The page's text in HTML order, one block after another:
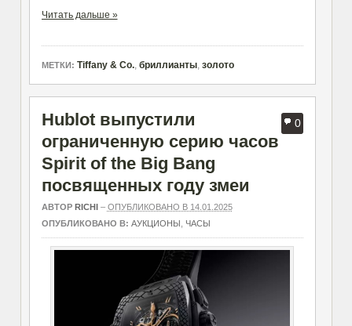
Читать дальше »
МЕТКИ: Tiffany & Co., бриллианты, золото
0
Hublot выпустили
ограниченную серию часов
Spirit of the Big Bang
посвященных году змеи
АВТОР RICHI– ОПУБЛИКОВАНО В 14.01.2025
ОПУБЛИКОВАНО В: АУКЦИОНЫ ЧАСЫ